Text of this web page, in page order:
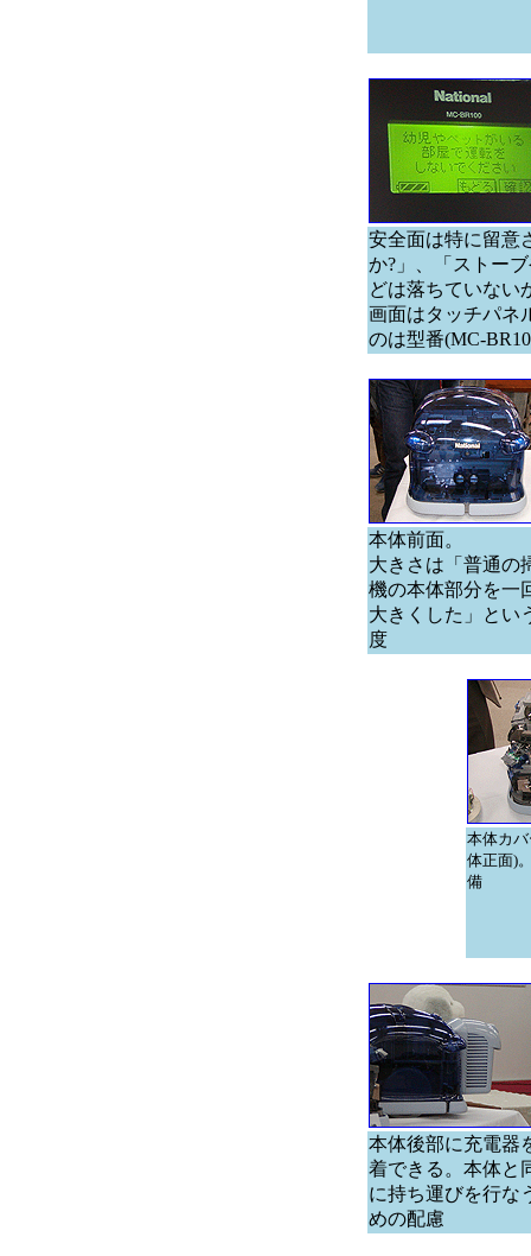
安全面は特に留意
か?」、「ストー
どは落ちていない
画面はタッチパネ
のは型番(MC-
本体前面。
大きさは「普通の
機の本体部分を一
大きくした」とい
度
本体カ
体正面)
備
本体後部に充電器
着できる。本体と
に持ち運びを行な
めの配慮